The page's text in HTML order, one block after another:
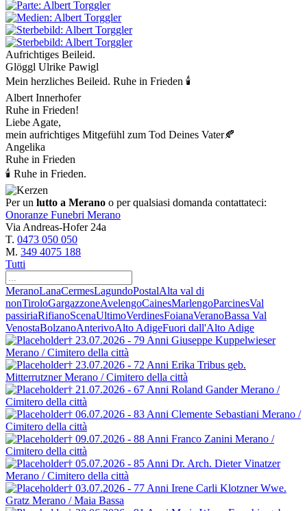
Aufrichtiges Beileid.
Glöggl Ulrike Pawigl
Mein herzliches Beileid. Ruhe in Frieden 🕯️
Albert Innerhofer
Ruhe in Frieden!
Liebe Agate,
mein aufrichtiges Mitgefühl zum Tod Deines Vater🍂
Angelika
Ruhe in Frieden
🕯 Ruhe in Frieden.
Per un lutto a Merano o per qualsiasi domanda contattateci:
Onoranze Funebri Merano
Via Andreas-Hofer 24a
T. 0473 050 050
M. 349 4075 188
Tutti
MeranoLanaCermesLagundoPostalAlta val di
nonTiroloGargazzoneAvelengoCainesMarlengoParcinesVal
passiriaRifianoScenaUltimoVerdinesFoianaVeranoBassa Val
VenostaBolzanoAnterivoAlto AdigeFuori dall'Alto Adige
† 23.07.2026 - 79 Anni Giuseppe Kuppelwieser
Merano / Cimitero della città
† 23.07.2026 - 72 Anni Erika Tribus geb.
MitterrutznerMerano / Cimitero della città
† 21.07.2026 - 67 Anni Roland GanderMerano /
Cimitero della città
† 06.07.2026 - 83 Anni Clemente Sebastiani Merano /
Cimitero della città
† 09.07.2026 - 88 Anni Franco Zanini Merano /
Cimitero della città
† 05.07.2026 - 85 Anni Dr. Arch. Dieter Vinatzer
Merano / Cimitero della città
† 03.07.2026 - 77 Anni Irene Carli KlotznerWwe.
Gratz Merano / Maia Bassa